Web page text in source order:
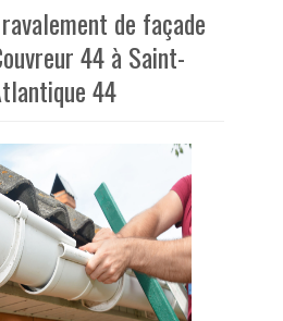
de façade
44 à Saint-
44